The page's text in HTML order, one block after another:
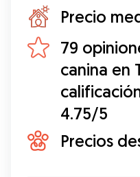
Precio
79
canina en
4.75/5
Precios